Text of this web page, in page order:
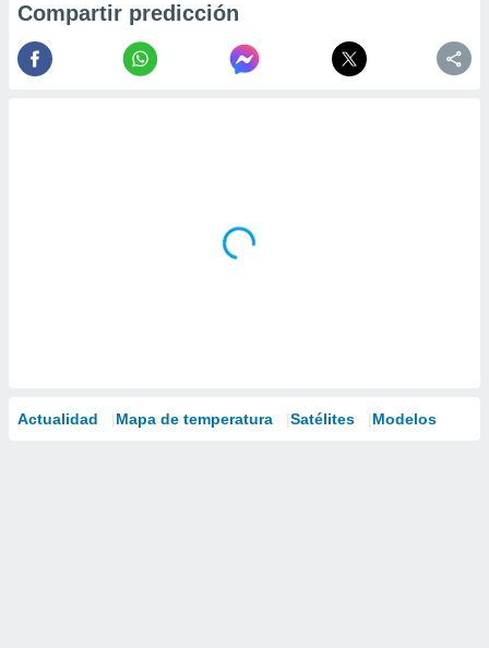
Compartir predicción
Actualidad Mapa de temperatura Satélites Modelos